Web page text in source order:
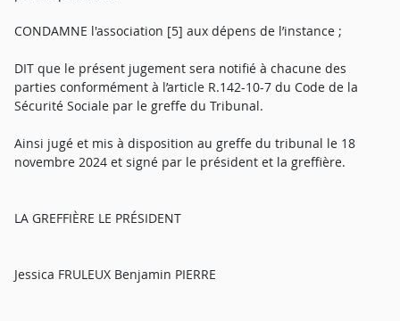
CONDAMNE l'association [5] aux dépens de l’instance ;
DIT que le présent jugement sera notifié à chacune des
parties conformément à l’article R.142-10-7 du Code de la
Sécurité Sociale par le greffe du Tribunal.
Ainsi jugé et mis à disposition au greffe du tribunal le 18
novembre 2024 et signé par le président et la greffière.
LA GREFFIÈRE LE PRÉSIDENT
Jessica FRULEUX Benjamin PIERRE